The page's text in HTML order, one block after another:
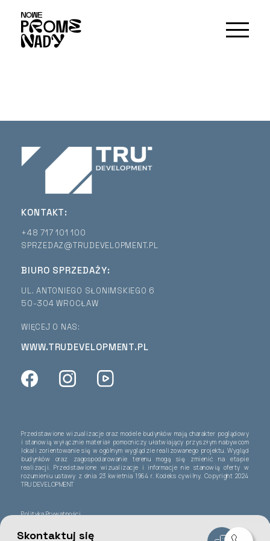
KONTAKT:
+48 717 101 100
SPRZEDAZ@TRUDEVELOPMENT.PL
BIURO SPRZEDAŻY:
UL. ANTONIEGO SŁONIMSKIEGO 6
50-304 WROCŁAW
WIĘCEJ O NAS:
WWW.TRUDEVELOPMENT.PL
Przedstawione wizualizacje oraz modele budynków mają charakter poglądowy
i stanowią wyłącznie materiał pomocniczy ułatwiający przyszłym nabywcom
lokali zorientowanie się w ogólnym wyglądzie realizowanego projektu. Wygląd
budynków oraz zagospodarowanie terenu mogą się zmienić na etapie
realizacji. Przedstawione wizualizacje i informacje nie stanowią oferty w
rozumieniu ustawy z dnia 23 kwietnia 1964 r. Kodeks cywilny. Copyright 2024
TRU DEVELOPMENT
Polityka Prywatności
Design i marketing: Another Point
Skontaktuj się